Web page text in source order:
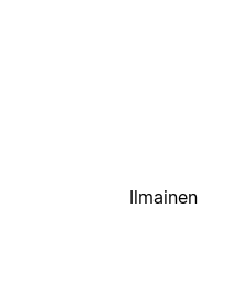
Ilmainen